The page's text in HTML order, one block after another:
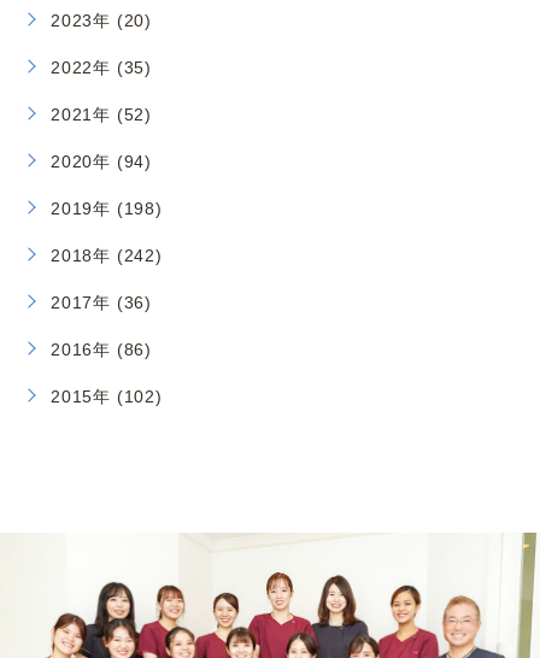
2023年 (20)
2022年 (35)
2021年 (52)
2020年 (94)
2019年 (198)
2018年 (242)
2017年 (36)
2016年 (86)
2015年 (102)